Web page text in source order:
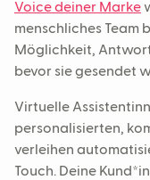
Voice deiner Marke
menschliches Team
Möglichkeit,
bevor sie gesendet
Virtuelle
personalisierten,
verleihen
Touch. Deine